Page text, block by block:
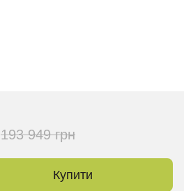
193 949 грн
Купити